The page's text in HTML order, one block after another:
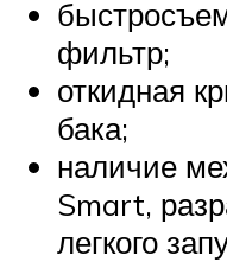
фильтр;
откидная
бака;
наличие
Smart,
легкого